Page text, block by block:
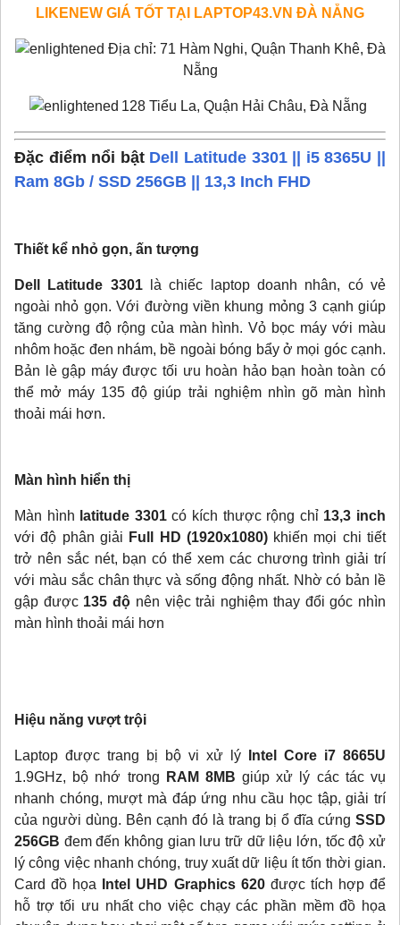
LIKENEW GIÁ TỐT TẠI LAPTOP43.VN ĐÀ NẴNG
Địa chỉ: 71 Hàm Nghi, Quận Thanh Khê, Đà
Nẵng
128 Tiểu La, Quận Hải Châu, Đà Nẵng
Đặc điểm nổi bật Dell Latitude 3301 || i5 8365U ||
Ram 8Gb / SSD 256GB || 13,3 Inch FHD
Thiết kể nhỏ gọn, ấn tượng
Dell Latitude 3301là chiếc laptop doanh nhân, có vẻ
ngoài nhỏ gọn. Với đường viền khung mỏng 3 cạnh giúp
tăng cường độ rộng của màn hình. Vỏ bọc máy với màu
nhôm hoặc đen nhám, bề ngoài bóng bẩy ở mọi góc cạnh.
Bản lè gập máy được tối ưu hoàn hảo bạn hoàn toàn có
thể mở máy 135 độ giúp trải nghiệm nhìn gõ màn hình
thoải mái hơn.
Màn hình hiển thị
Màn hình latitude 3301có kích thược rộng chỉ 13,3 inch
với độ phân giải Full HD (1920x1080) khiến mọi chi tiết
trở nên sắc nét, bạn có thể xem các chương trình giải trí
với màu sắc chân thực và sống động nhất. Nhờ có bản lề
gập được 135 độ nên việc trải nghiệm thay đổi góc nhìn
màn hình thoải mái hơn
Hiệu năng vượt trội
Laptop được trang bị bộ vi xử lý
Intel Core i7 8665U
1.9GHz, bộ nhớ trong
RAM 8MB giúp xử lý các tác vụ
nhanh chóng, mượt mà đáp ứng nhu cầu học tập, giải trí
của người dùng. Bên cạnh đó là trang bị ổ đĩa cứng SSD
256GB đem đến không gian lưu trữ dữ liệu lớn, tốc độ xử
lý công việc nhanh chóng, truy xuất dữ liệu ít tốn thời gian.
Card đồ họa
Intel UHD Graphics 620được tích hợp để
hỗ trợ tối ưu nhất cho việc chạy các phần mềm đồ họa